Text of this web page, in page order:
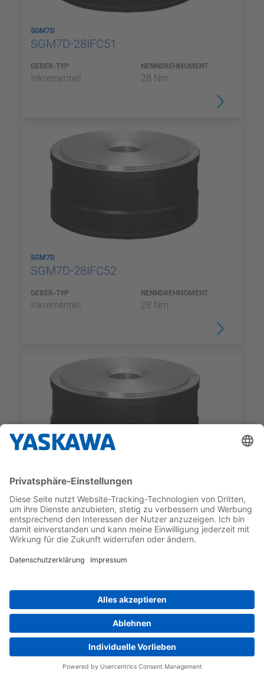
SGM7D
SGM7D-28IFC51
GEBER-TYP
Inkrementell
NENNDREHMOMENT
28 Nm
SGM7D
SGM7D-28IFC52
GEBER-TYP
Inkrementell
NENNDREHMOMENT
28 Nm
SGM7D
SGM7D-09JFC51
GEBER-TYP
Inkrementell
NENNDREHMOMENT
9 Nm